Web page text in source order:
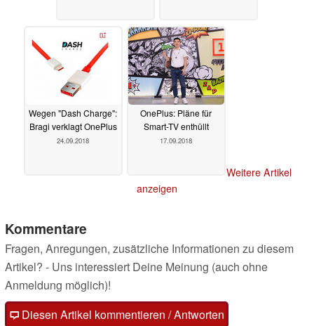
Wegen "Dash Charge":
Bragi verklagt OnePlus
24.09.2018
OnePlus: Pläne für
Smart-TV enthüllt
17.09.2018
Weitere Artikel
anzeigen
Kommentare
Fragen, Anregungen, zusätzliche Informationen zu diesem
Artikel? - Uns interessiert Deine Meinung (auch ohne
Anmeldung möglich)!
Diesen Artikel kommentieren / Antworten